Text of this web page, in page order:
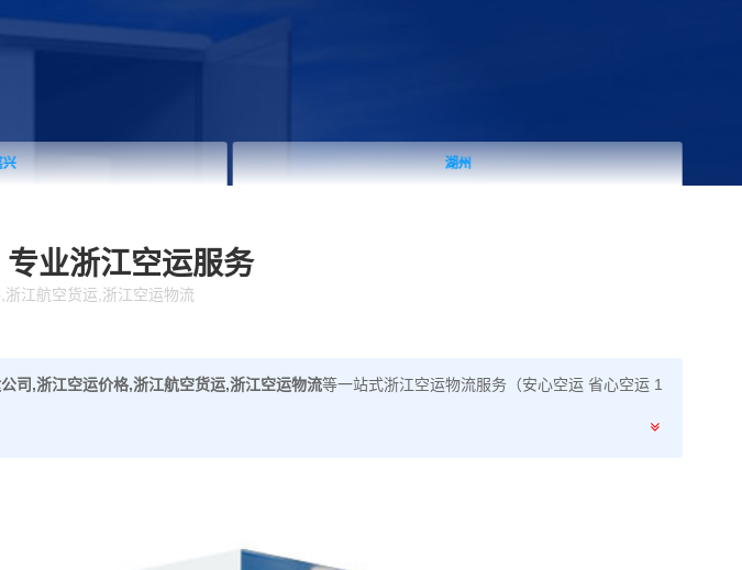
兴 湖州
专业浙江空运服务
江航空货运,浙江空运物流
司,浙江空运价格,浙江航空货运,浙江空运物流等一站式浙江空运物流服务（安心空运 省心空运 1